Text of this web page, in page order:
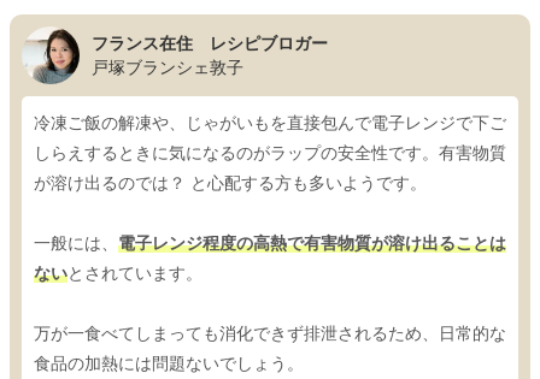
フランス在住 レシピブロガー
戸塚ブランシェ敦子
冷凍ご飯の解凍や、じゃがいもを直接包んで電子レンジで下ご
しらえするときに気になるのがラップの安全性です。有害物質
が溶け出るのでは？ と心配する方も多いようです。
一般には、 電子レンジ程度の高熱で有害物質が溶け出ることは
ないとされています。
万が一食べてしまっても消化できず排泄されるため、日常的な
食品の加熱には問題ないでしょう。